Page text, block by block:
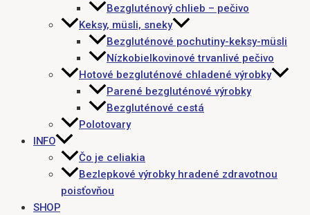
Bezgluténový chlieb – pečivo
Keksy, müsli, sneky
Bezgluténové pochutiny-keksy-müsli
Nízkobielkovinové trvanlivé pečivo
Hotové bezgluténové chladené výrobky
Parené bezgluténové výrobky
Bezgluténové cestá
Polotovary
INFO
Čo je celiakia
Bezlepkové výrobky hradené zdravotnou
poisťovňou
SHOP